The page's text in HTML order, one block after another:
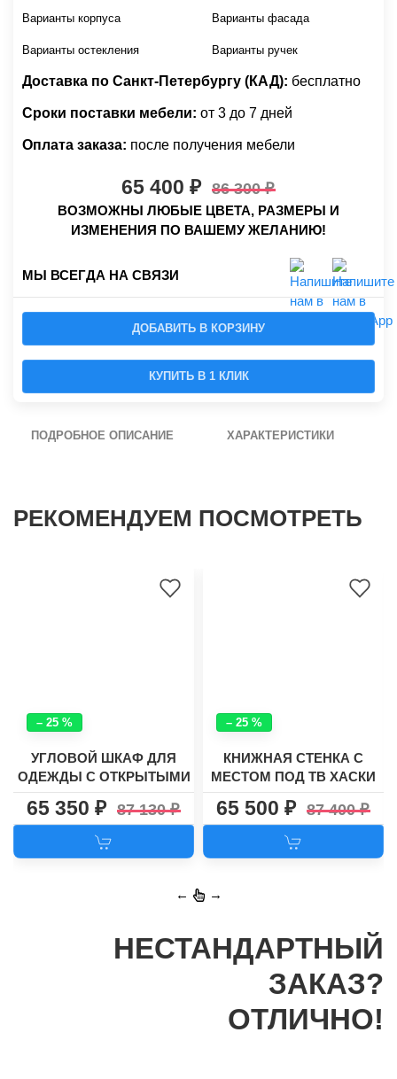
Варианты корпуса Варианты фасада
Варианты остекления Варианты ручек
Доставка по Санкт-Петербургу (КАД): бесплатно
Сроки поставки мебели: от 3 до 7 дней
Оплата заказа: после получения мебели
65 400 86 300
ВОЗМОЖНЫ ЛЮБЫЕ ЦВЕТА, РАЗМЕРЫ И
ИЗМЕНЕНИЯ ПО ВАШЕМУ ЖЕЛАНИЮ!
МЫ ВСЕГДА НА СВЯЗИ
ДОБАВИТЬ В КОРЗИНУ
КУПИТЬ В 1 КЛИК
ПОДРОБНОЕ ОПИСАНИЕ ХАРАКТЕРИСТИКИ
РЕКОМЕНДУЕМ ПОСМОТРЕТЬ
– 25 %
УГЛОВОЙ ШКАФ ДЛЯ
ОДЕЖДЫ С ОТКРЫТЫМИ
ПОЛКАМИ №29
65 350 87 130
– 25 %
КНИЖНАЯ СТЕНКА С
МЕСТОМ ПОД ТВ ХАСКИ
4-7
65 500 87 400
← →
НЕСТАНДАРТНЫЙ
ЗАКАЗ?
ОТЛИЧНО!